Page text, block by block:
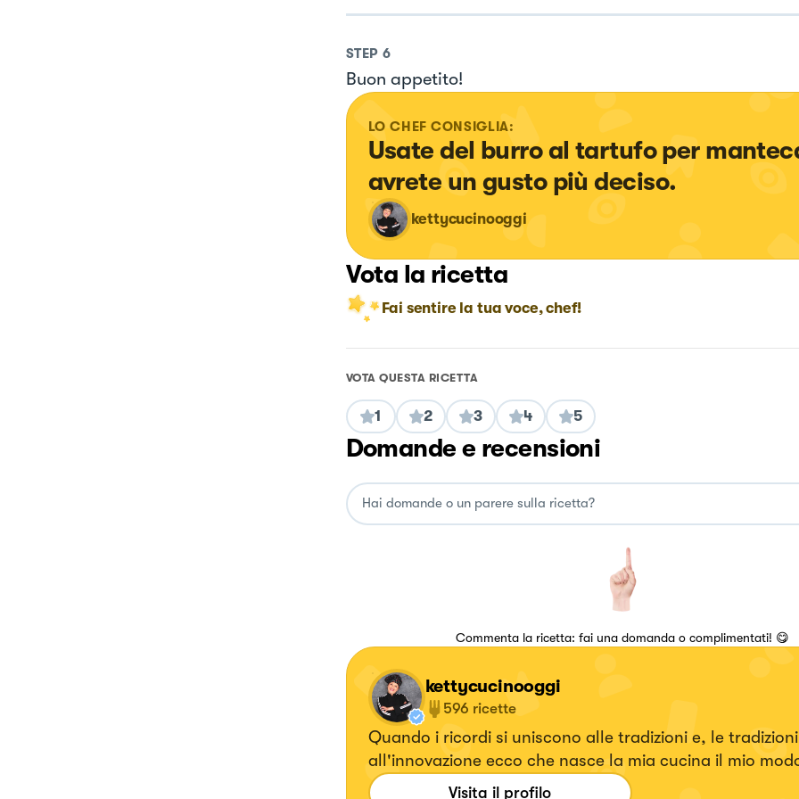
STEP 6
Buon appetito!
LO CHEF CONSIGLIA:
Usate del burro al tartufo per
avrete un gusto più deciso.
kettycucinooggi
Vota la ricetta
Fai sentire la tua voce, chef!
VOTA QUESTA RICETTA
1 2 3 4 5
Domande e recensioni
Commenta la ricetta: fai una domanda o complimentati! 😋
kettycucinooggi
596 ricette
Quando i ricordi si uniscono alle tradizioni e, le tradizioni
all'innovazione ecco che nasce la mia cucina il mio
portare a tavola il cibo. Ricette veloci senza mai
Visita il profilo